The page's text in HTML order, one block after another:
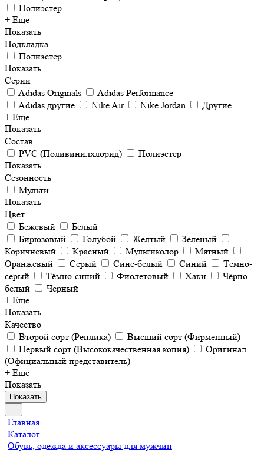
Полиэстер
+ Еще
Показать
Подкладка
Полиэстер
Показать
Серии
Adidas Originals
Adidas Performance
Adidas другие
Nike Air Nike Jordan
Другие
+ Еще
Показать
Состав
PVC (Поливинилхлорид)
Полиэстер
Показать
Сезонность
Мульти
Показать
Цвет
Бежевый
Белый
Бирюзовый
Голубой Жёлтый
Зеленый
Коричневый
Красный Мультиколор
Мятный
Оранжевый
Серый Сине-белый Синий
Тёмно-
серый
Тёмно-синий Фиолетовый Хаки
Чёрно-
белый
Черный
+ Еще
Показать
Качество
Второй сорт (Реплика)
Высший сорт (Фирменный)
Первый сорт (Высококачественная копия)
Оригинал
(Официальный представитель)
+ Еще
Показать
Показать
Главная
Каталог
Обувь, одежда и аксессуары для мужчин